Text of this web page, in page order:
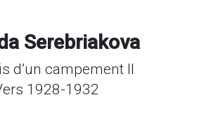
Serebriakova
d’un campement II
1928-1932